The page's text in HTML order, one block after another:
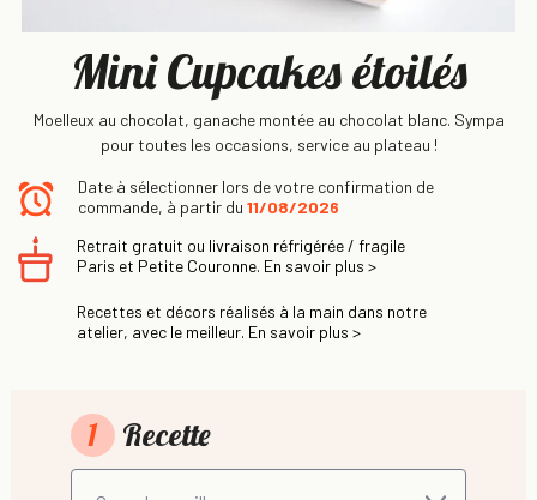
Mini Cupcakes étoilés
Moelleux au chocolat, ganache montée au chocolat blanc. Sympa
pour toutes les occasions, service au plateau !
Date à sélectionner lors de votre confirmation de
commande, à partir du 11/08/2026
Retrait gratuit ou livraison réfrigérée / fragile
Paris et Petite Couronne. En savoir plus >
Recettes et décors réalisés à la main dans notre
atelier, avec le meilleur. En savoir plus >
1 Recette